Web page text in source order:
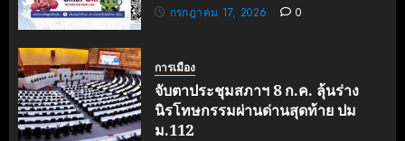
กรกฎาคม 17, 2026 0
การเมือง
จับตาประชุมสภาฯ 8 ก.ค. ลุ้นร่าง
นิรโทษกรรมผ่านด่านสุดท้าย ปม
ม.112